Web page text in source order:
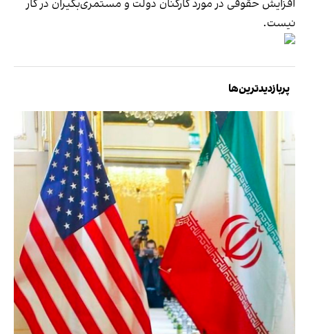
افزایش حقوقی در مورد کارکنان دولت و مستمری‌بگیران در کار
نیست.
پربازدیدترین‌ها